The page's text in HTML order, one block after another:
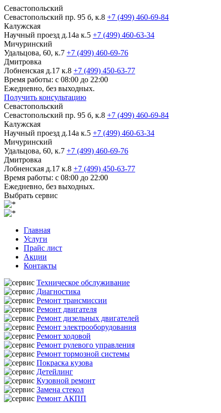
Севастопольский
Севастопольский пр. 95 б, к.8 +7 (499) 460-69-84
Калужская
Научный проезд д.14а к.5 +7 (499) 460-63-34
Мичуринский
Удальцова, 60, к.7 +7 (499) 460-69-76
Дмитровка
Лобненская д.17 к.8 +7 (499) 450-63-77
Время работы: с 08:00 до 22:00
Ежедневно, без выходных.
Получить консультацию
Севастопольский
Севастопольский пр. 95 б, к.8 +7 (499) 460-69-84
Калужская
Научный проезд д.14а к.5 +7 (499) 460-63-34
Мичуринский
Удальцова, 60, к.7 +7 (499) 460-69-76
Дмитровка
Лобненская д.17 к.8 +7 (499) 450-63-77
Время работы: с 08:00 до 22:00
Ежедневно, без выходных.
Выбрать сервис
Главная
Услуги
Прайс лист
Акции
Контакты
Техническое обслуживание
Диагностика
Ремонт трансмиссии
Ремонт двигателя
Ремонт дизельных двигателей
Ремонт электрооборудования
Ремонт ходовой
Ремонт рулевого управления
Ремонт тормозной системы
Покраска кузова
Детейлинг
Кузовной ремонт
Замена стекол
Ремонт АКПП